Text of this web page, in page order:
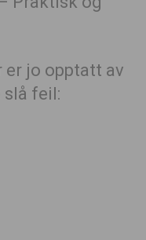
er jo opptatt av
slå feil: